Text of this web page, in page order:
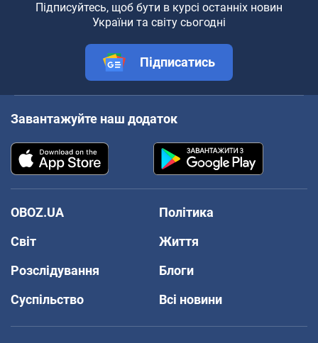
Підписуйтесь, щоб бути в курсі останніх новин
України та світу сьогодні
Підписатись
Завантажуйте наш додаток
OBOZ.UA
Політика
Світ
Життя
Розслідування
Блоги
Суспільство
Всі новини